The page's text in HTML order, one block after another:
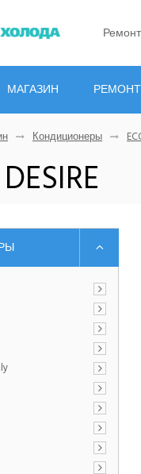
МАГАЗИН РЕМОНТ
Кондиционеры